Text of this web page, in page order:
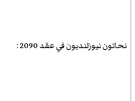
نحاتون نيوزلنديون في عقد 2090 :